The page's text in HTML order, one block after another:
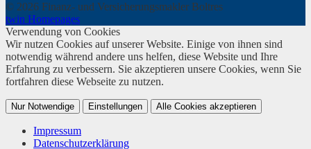
© 2026 Finanz- und Versicherungsmakler Boltres
twin Homepages
Verwendung von Cookies
Wir nutzen Cookies auf unserer Website. Einige von ihnen sind
notwendig während andere uns helfen, diese Website und Ihre
Erfahrung zu verbessern. Sie akzeptieren unsere Cookies, wenn Sie
fortfahren diese Webseite zu nutzen.
Nur Notwendige Einstellungen Alle Cookies akzeptieren
Impressum
Datenschutzerklärung